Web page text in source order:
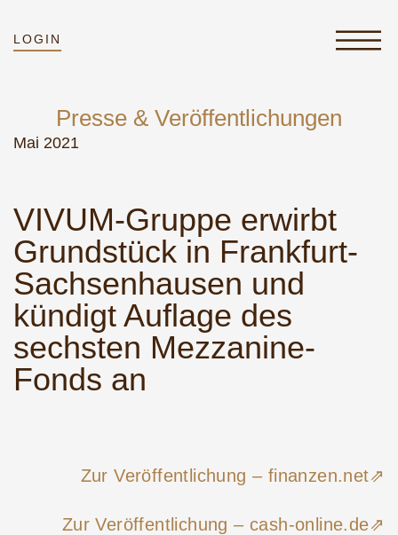
LOGIN
Mai 2021
Presse & Veröffentlichungen
VIVUM-Gruppe erwirbt
Grundstück in Frankfurt-
Sachsenhausen und
kündigt Auflage des
sechsten Mezzanine-
Fonds an
Zur Veröffentlichung – finanzen.net⇗
Zur Veröffentlichung – cash-online.de⇗